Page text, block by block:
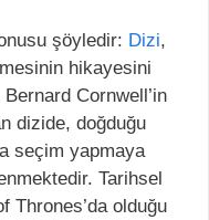
şöyledir: Dizi,
hikayesini
Cornwell’in
dizide, doğduğu
seçim yapmaya
Tarihsel
Thrones’da olduğu